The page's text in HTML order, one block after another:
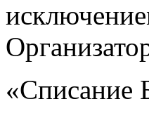
«Списание